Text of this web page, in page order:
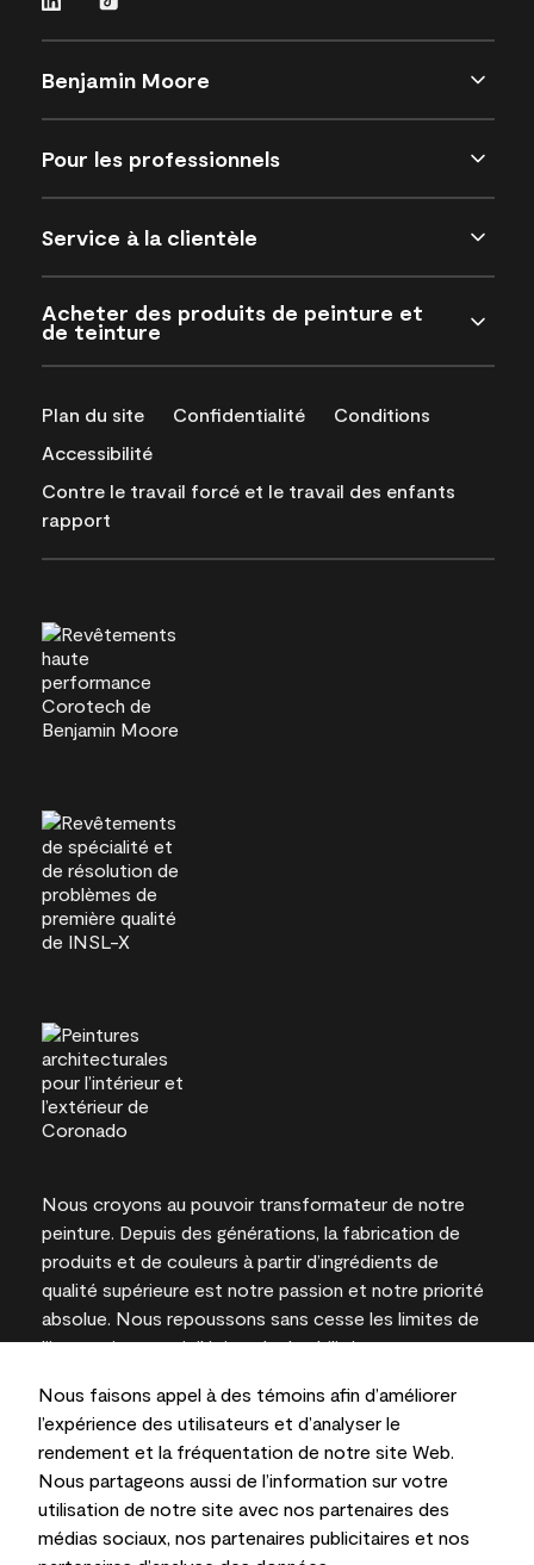
Nous faisons appel à des témoins afin d’améliorer
l’expérience des utilisateurs et d’analyser le
rendement et la fréquentation de notre site Web.
Nous partageons aussi de l’information sur votre
utilisation de notre site avec nos partenaires des
médias sociaux, nos partenaires publicitaires et nos
Benjamin Moore
Pour les professionnels
Service à la clientèle
Acheter des produits de peinture et
de teinture
Plan du site Confidentialité
Conditions
Accessibilité
Contre le travail forcé et le travail des enfants
rapport
Nous croyons au pouvoir transformateur de notre
peinture. Depuis des générations, la fabrication de
produits et de couleurs à partir d’ingrédients de
qualité supérieure est notre passion et notre priorité
absolue. Nous repoussons sans cesse les limites de
l’innovation et privilégions la durabilité pour
l’expertise locale.
Les couleurs représentées à l’écran et sur les
documents imprimés peuvent différer des couleurs